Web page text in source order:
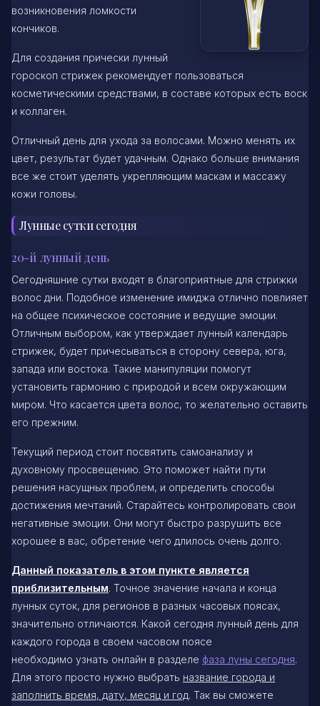
возникновения ломкости
кончиков.
Для создания прически лунный
гороскоп стрижек рекомендует пользоваться
косметическими средствами, в составе которых есть воск
и коллаген.
Отличный день для ухода за волосами. Можно менять их
цвет, результат будет удачным. Однако больше внимания
все же стоит уделять укрепляющим маскам и массажу
кожи головы.
Лунные сутки сегодня
20-й лунный день
Сегодняшние сутки входят в благоприятные для стрижки
волос дни. Подобное изменение имиджа отлично повлияет
на общее психическое состояние и ведущие эмоции.
Отличным выбором, как утверждает лунный календарь
стрижек, будет причесываться в сторону севера, юга,
запада или востока. Такие манипуляции помогут
установить гармонию с природой и всем окружающим
миром. Что касается цвета волос, то желательно оставить
его прежним.
Текущий период стоит посвятить самоанализу и
духовному просвещению. Это поможет найти пути
решения насущных проблем, и определить способы
достижения мечтаний. Старайтесь контролировать свои
негативные эмоции. Они могут быстро разрушить все
хорошее в вас, обретение чего длилось очень долго.
Данный показатель в этом пункте является
приблизительным. Точное значение начала и конца
лунных суток, для регионов в разных часовых поясах,
значительно отличаются. Какой сегодня лунный день для
каждого города в своем часовом поясе
необходимо узнать онлайн в разделе фаза луны сегодня.
Для этого просто нужно выбрать название города и
заполнить время, дату, месяц и год. Так вы сможете